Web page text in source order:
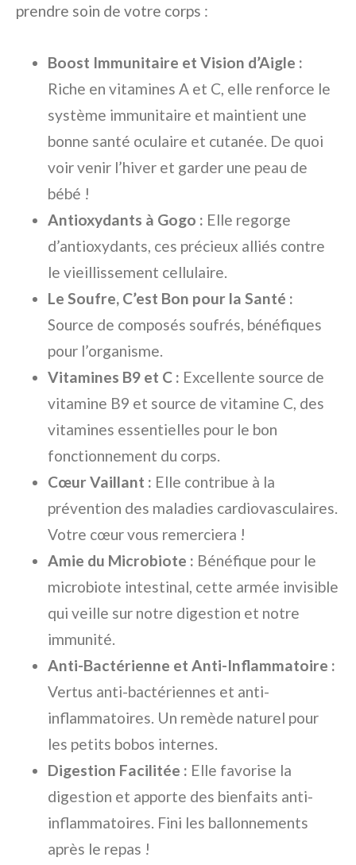
prendre soin de votre corps :
Boost Immunitaire et Vision d’Aigle :
Riche en vitamines A et C, elle renforce le
système immunitaire et maintient une
bonne santé oculaire et cutanée. De quoi
voir venir l’hiver et garder une peau de
bébé !
Antioxydants à Gogo : Elle regorge
d’antioxydants, ces précieux alliés contre
le vieillissement cellulaire.
Le Soufre, C’est Bon pour la Santé :
Source de composés soufrés, bénéfiques
pour l’organisme.
Vitamines B9 et C : Excellente source de
vitamine B9 et source de vitamine C, des
vitamines essentielles pour le bon
fonctionnement du corps.
Cœur Vaillant : Elle contribue à la
prévention des maladies cardiovasculaires.
Votre cœur vous remerciera !
Amie du Microbiote : Bénéfique pour le
microbiote intestinal, cette armée invisible
qui veille sur notre digestion et notre
immunité.
Anti-Bactérienne et Anti-Inflammatoire :
Vertus anti-bactériennes et anti-
inflammatoires. Un remède naturel pour
les petits bobos internes.
Digestion Facilitée : Elle favorise la
digestion et apporte des bienfaits anti-
inflammatoires. Fini les ballonnements
après le repas !